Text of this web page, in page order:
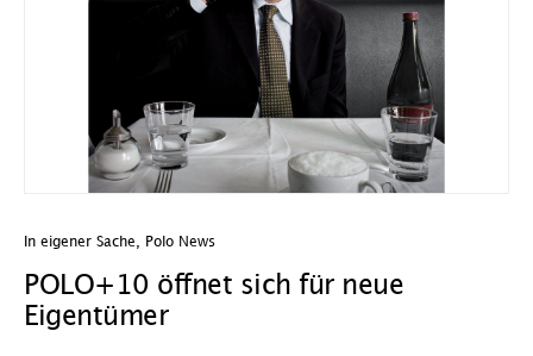
In eigener Sache Polo News
POLO+10 öffnet sich für neue
Eigentümer